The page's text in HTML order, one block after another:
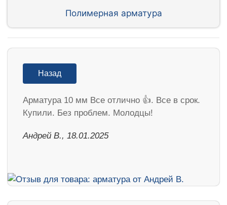
Полимерная арматура
Назад
Арматура 10 мм Все отлично 👍. Все в срок.
Купили. Без проблем. Молодцы!
Андрей В., 18.01.2025